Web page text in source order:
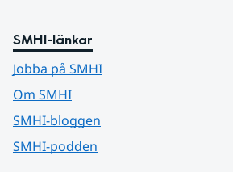
SMHI-länkar
Jobba på SMHI
Om SMHI
SMHI-bloggen
SMHI-podden